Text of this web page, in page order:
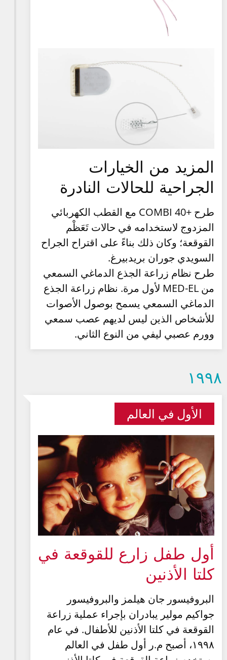
المزيد من الخيارات
الجراحية للحالات النادرة
طرح +COMBI 40 مع القطب الكهربائي
المزدوج لاستخدامه في حالات تَعَظْم
القوقعة؛ وكان ذلك بناءً على اقتراح الجراح
السويدي جوران بريدبيرغ.
طرح نظام زراعة الجذع الدماغي السمعي
من MED-EL لأول مرة. نظام زراعة الجذع
الدماغي السمعي يسمح بوصول الأصوات
للأشخاص الذين ليس لديهم عصب سمعي
وورم عصبي ليفي من النوع الثاني.
۱۹۹۸
الأول في العالم
أول طفل زارع للقوقعة في
كلتا الأذنين
البروفيسور جان هيلمز والبروفيسور
جواكيم مولير يبادران بإجراء عملية زراعة
القوقعة في كلتا الأذنين للأطفال. في عام
١٩٩٨، أصبح م.ر أول طفل في العالم